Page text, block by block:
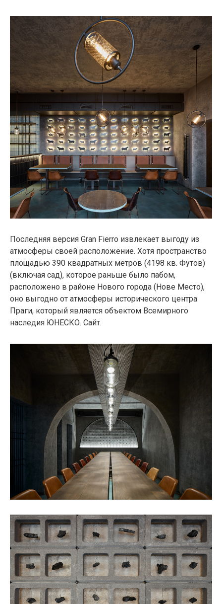
Последняя версия Gran Fierro извлекает выгоду из
атмосферы своей расположение. Хотя пространство
площадью 390 квадратных метров (4198 кв. Футов)
(включая сад), которое раньше было пабом,
расположено в районе Нового города (Нове Место),
оно выгодно от атмосферы исторического центра
Праги, который является объектом Всемирного
наследия ЮНЕСКО. Сайт.